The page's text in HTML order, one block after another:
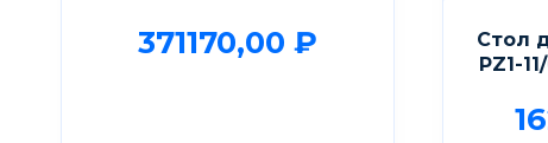
371170,00 ₽
Стол
PZ1-